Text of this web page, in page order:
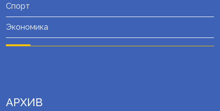
Спорт
Экономика
АРХИВ